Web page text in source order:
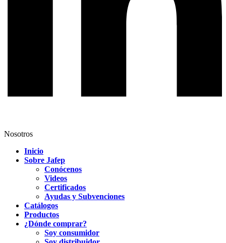
Nosotros
Inicio
Sobre Jafep
Conócenos
Videos
Certificados
Ayudas y Subvenciones
Catálogos
Productos
¿Dónde comprar?
Soy consumidor